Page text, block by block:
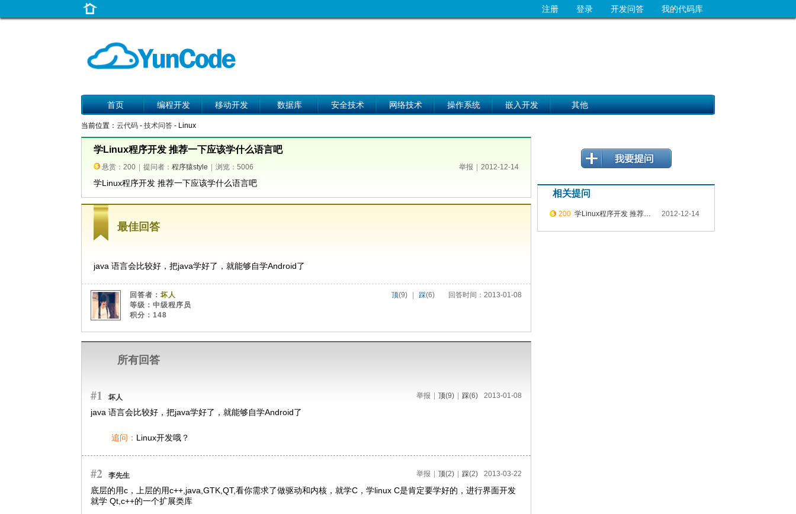
我的代码库
开发问答
登录
注册
首页 编程开发 移动开发 数据库 安全技术 网络技术 操作系统 嵌入开发 其他
当前位置： 云代码 - 技术问答 - Linux
学Linux程序开发 推荐一下应该学什么语言吧
悬赏：200 提问者： 程序猿style 浏览：5006 举报 2012-12-14
学Linux程序开发 推荐一下应该学什么语言吧
最佳回答
java 语言会比较好，把java学好了，就能够自学Android了
回答者：坏人
等级：中级程序员
积分：148
顶(9) 踩(6) 回答时间：2013-01-08
所有回答
#1 坏人 举报 顶(9) 踩(6) 2013-01-08
java 语言会比较好，把java学好了，就能够自学Android了
追问： Linux开发哦？
#2 李先生 举报 顶(2) 踩(2) 2013-03-22
底层的用c，上层的用c++,java,GTK,QT,看你需求了做驱动和内核，就学C，学linux C是肯定要学好的，进行界面开发
就学 Qt,c++的一个扩展类库
相关提问
2012-12-14
200 学Linux程序开发 推荐一下应该学什么语言吧